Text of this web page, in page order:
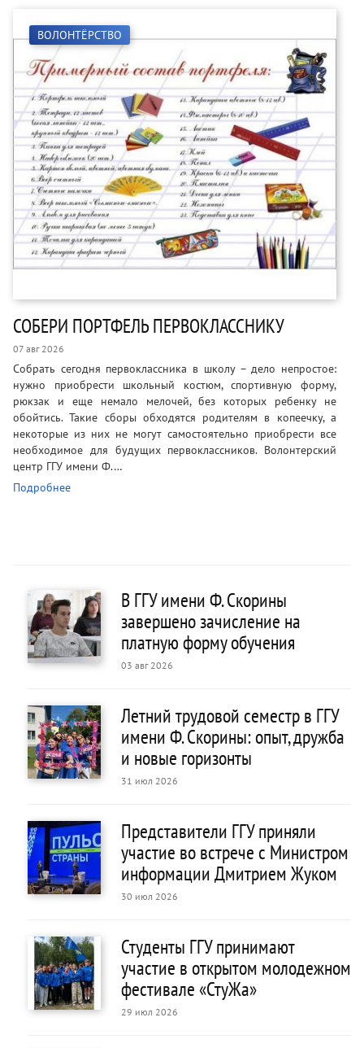
ВОЛОНТЁРСТВО
СОБЕРИ ПОРТФЕЛЬ ПЕРВОКЛАССНИКУ
07 авг 2026
Собрать сегодня первоклассника в школу – дело непростое:
нужно приобрести школьный костюм, спортивную форму,
рюкзак и еще немало мелочей, без которых ребенку не
обойтись. Такие сборы обходятся родителям в копеечку, а
некоторые из них не могут самостоятельно приобрести все
необходимое для будущих первоклассников. Волонтерский
центр ГГУ имени Ф.…
Подробнее
В ГГУ имени Ф. Скорины
завершено зачисление на
платную форму обучения
03 авг 2026
Летний трудовой семестр в ГГУ
имени Ф. Скорины: опыт, дружба
и новые горизонты
31 июл 2026
Представители ГГУ приняли
участие во встрече с Министром
информации Дмитрием Жуком
30 июл 2026
Студенты ГГУ принимают
участие в открытом молодежном
фестивале «СтуЖа»
29 июл 2026